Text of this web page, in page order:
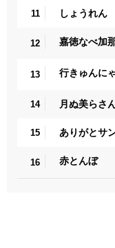
11 しょうれん
12 嘉徳なべ加
13 行きゅんに
14 月ぬ美らさ
15 ありがとサ
16 赤とんぼ